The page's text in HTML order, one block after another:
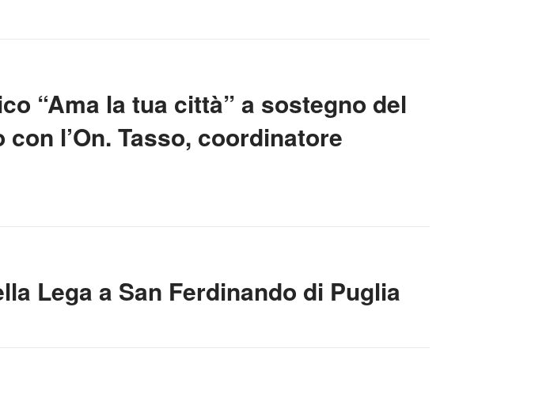
“Ama la tua città” a sostegno del
l’On. Tasso, coordinatore
Lega a San Ferdinando di Puglia